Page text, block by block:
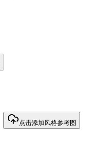
点击添加风格参考图